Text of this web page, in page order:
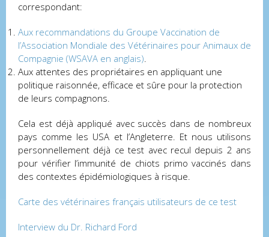
correspondant:
Aux recommandations du Groupe Vaccination de
l’Association Mondiale des Vétérinaires pour Animaux de
Compagnie (WSAVA en anglais).
Aux attentes des propriétaires en appliquant une
politique raisonnée, efficace et sûre pour la protection
de leurs compagnons.
Cela est déjà appliqué avec succès dans de nombreux
pays comme les USA et l’Angleterre. Et nous utilisons
personnellement déjà ce test avec recul depuis 2 ans
pour vérifier l’immunité de chiots primo vaccinés dans
des contextes épidémiologiques à risque.
Carte des vétérinaires français utilisateurs de ce test
Interview du Dr. Richard Ford